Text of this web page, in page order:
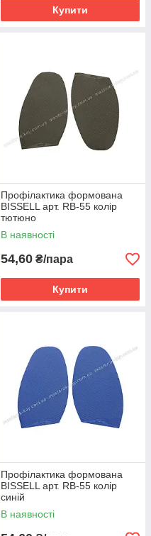
Купити
Профілактика формована
BISSELL арт. RB-55 колір
тютюно
В наявності
54,60 ₴/пара
Купити
Профілактика формована
BISSELL арт. RB-55 колір
синій
В наявності